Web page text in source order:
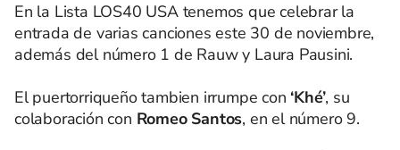
En la Lista LOS40 USA tenemos que celebrar la
entrada de varias canciones este 30 de noviembre,
además del número 1 de Rauw y Laura Pausini.
El puertorriqueño tambien irrumpe con ‘Khé’, su
colaboración con Romeo Santos, en el número 9.